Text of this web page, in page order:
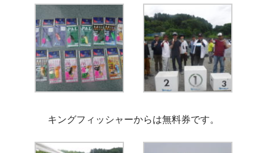
キングフィッシャーからは無料券です。